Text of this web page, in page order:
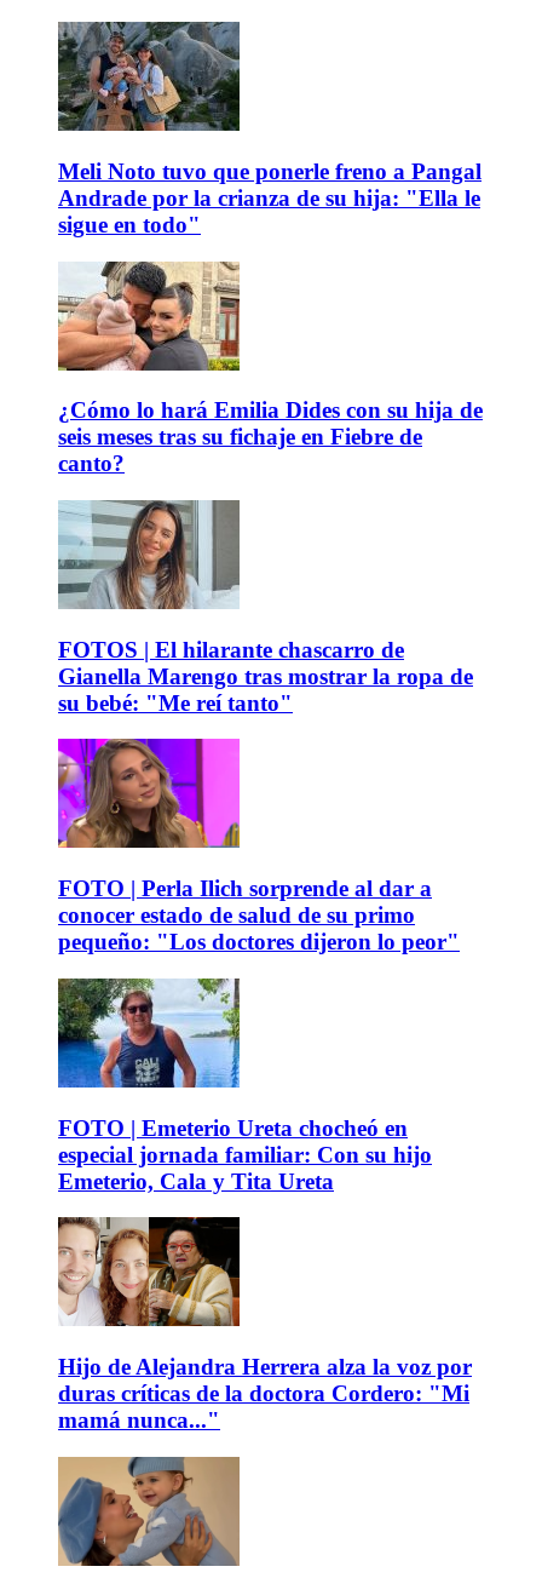
Meli Noto tuvo que ponerle freno a Pangal
Andrade por la crianza de su hija: "Ella le
sigue en todo"
¿Cómo lo hará Emilia Dides con su hija de
seis meses tras su fichaje en Fiebre de
canto?
FOTOS | El hilarante chascarro de
Gianella Marengo tras mostrar la ropa de
su bebé: "Me reí tanto"
FOTO | Perla Ilich sorprende al dar a
conocer estado de salud de su primo
pequeño: "Los doctores dijeron lo peor"
FOTO | Emeterio Ureta chocheó en
especial jornada familiar: Con su hijo
Emeterio, Cala y Tita Ureta
Hijo de Alejandra Herrera alza la voz por
duras críticas de la doctora Cordero: "Mi
mamá nunca..."